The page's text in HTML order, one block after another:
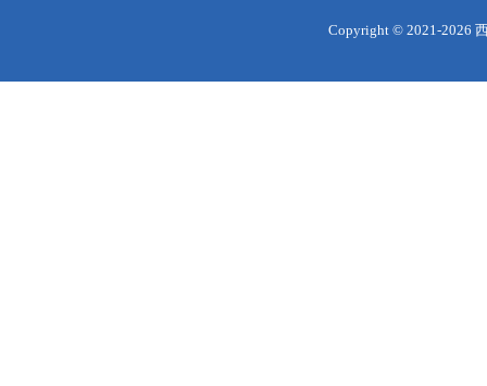
Copyright © 2021-2026